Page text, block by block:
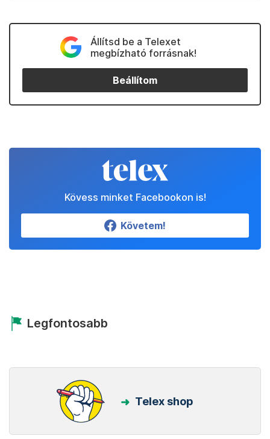
Állítsd be a Telexet
megbízható forrásnak!
Beállítom
Kövess minket Facebookon is!
Követem!
Legfontosabb
Telex shop